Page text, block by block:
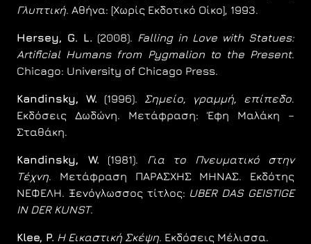
Γλυπτική. Αθήνα: [Χωρίς Εκδοτικό Οίκο], 1993.
Hersey, G. L. (2008). Falling in Love with Statues:
Artificial Humans from Pygmalion to the Present.
Chicago: University of Chicago Press.
Kandinsky, W. (1996). Σημείο, γραμμή, επίπεδο.
Εκδόσεις Δωδώνη. Μετάφραση: Έφη Μαλάκη –
Σταθάκη.
Kandinsky, W. (1981).
Για το Πνευματικό στην
Τέχνη. Μετάφραση ΠΑΡΑΣΧΗΣ ΜΗΝΑΣ. Εκδότης
ΝΕΦΕΛΗ. Ξενόγλωσσος τίτλος: UBER DAS GEISTIGE
IN DER KUNST.
Klee, P. Η Εικαστική Σκέψη. Εκδόσεις Μέλισσα.